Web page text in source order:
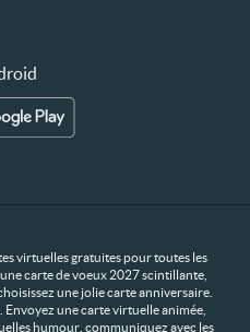
virtuelles gratuites pour toutes les
carte de voeux 2027 scintillante,
une jolie carte anniversaire.
une carte virtuelle animée,
humour, communiquez avec les